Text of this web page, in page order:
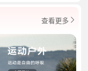
查看更多 